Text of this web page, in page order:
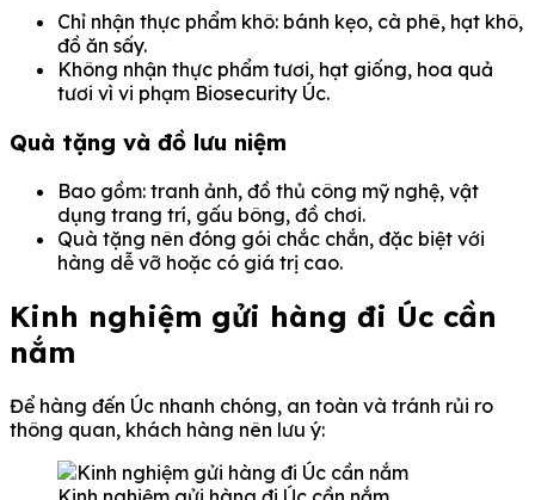
Chỉ nhận thực phẩm khô: bánh kẹo, cà phê, hạt khô,
đồ ăn sấy.
Không nhận thực phẩm tươi, hạt giống, hoa quả
tươi vì vi phạm Biosecurity Úc.
Quà tặng và đồ lưu niệm
Bao gồm: tranh ảnh, đồ thủ công mỹ nghệ, vật
dụng trang trí, gấu bông, đồ chơi.
Quà tặng nên đóng gói chắc chắn, đặc biệt với
hàng dễ vỡ hoặc có giá trị cao.
Kinh nghiệm gửi hàng đi Úc cần
nắm
Để hàng đến Úc nhanh chóng, an toàn và tránh rủi ro
thông quan, khách hàng nên lưu ý: